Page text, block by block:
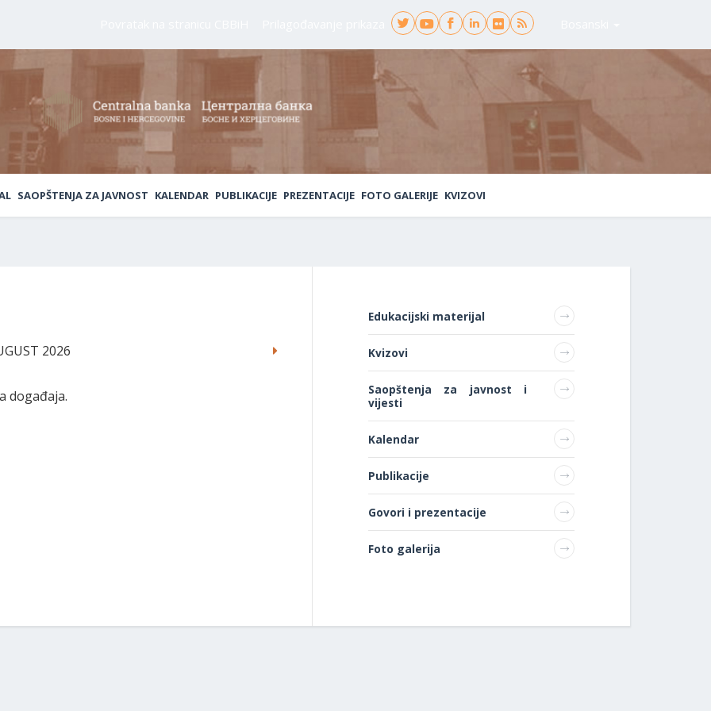
SAOPŠTENJA ZA JAVNOST KALENDAR PUBLIKACIJE PREZENTACIJE FOTO GALERIJE KVIZOVI
2026
događaja.
Edukacijski materijal
Kvizovi
Saopštenja za javnost i
vijesti
Kalendar
Publikacije
Govori i prezentacije
Foto galerija